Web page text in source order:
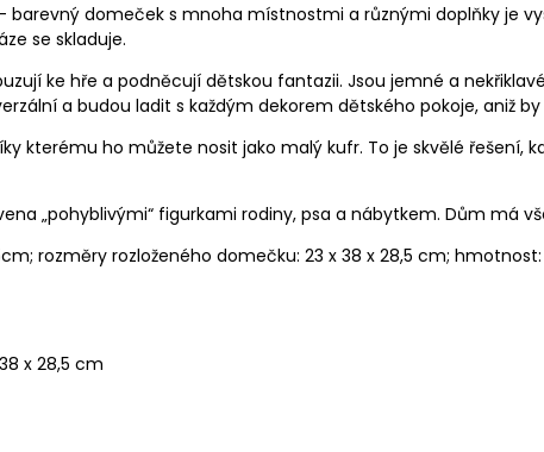
barevný domeček s mnoha místnostmi a různými doplňky je
se skladuje.
ke hře a podněcují dětskou fantazii. Jsou jemné a
a budou ladit s každým dekorem dětského pokoje, aniž
kterému ho můžete nosit jako malý kufr. To je skvělé řešení,
„pohyblivými“ figurkami rodiny, psa a nábytkem. Dům má
rozměry rozloženého domečku: 23 x 38 x 28,5 cm;
x 28,5 cm